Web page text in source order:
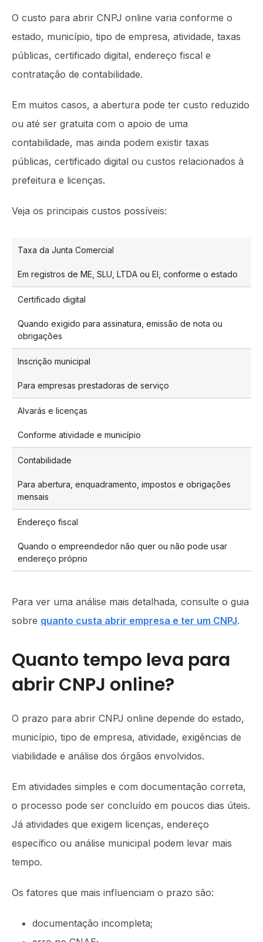
O custo para abrir CNPJ online varia conforme o
estado, município, tipo de empresa, atividade, taxas
públicas, certificado digital, endereço fiscal e
contratação de contabilidade.
Em muitos casos, a abertura pode ter custo reduzido
ou até ser gratuita com o apoio de uma
contabilidade, mas ainda podem existir taxas
públicas, certificado digital ou custos relacionados à
prefeitura e licenças.
Veja os principais custos possíveis:
Taxa da Junta Comercial
Em registros de ME, SLU, LTDA ou EI, conforme o estado
Certificado digital
Quando exigido para assinatura, emissão de nota ou
obrigações
Inscrição municipal
Para empresas prestadoras de serviço
Alvarás e licenças
Conforme atividade e município
Contabilidade
Para abertura, enquadramento, impostos e obrigações
mensais
Endereço fiscal
Quando o empreendedor não quer ou não pode usar
endereço próprio
Para ver uma análise mais detalhada, consulte o guia
sobre quanto custa abrir empresa e ter um CNPJ.
Quanto tempo leva para
abrir CNPJ online?
O prazo para abrir CNPJ online depende do estado,
município, tipo de empresa, atividade, exigências de
viabilidade e análise dos órgãos envolvidos.
Em atividades simples e com documentação correta,
o processo pode ser concluído em poucos dias úteis.
Já atividades que exigem licenças, endereço
específico ou análise municipal podem levar mais
tempo.
Os fatores que mais influenciam o prazo são:
documentação incompleta;